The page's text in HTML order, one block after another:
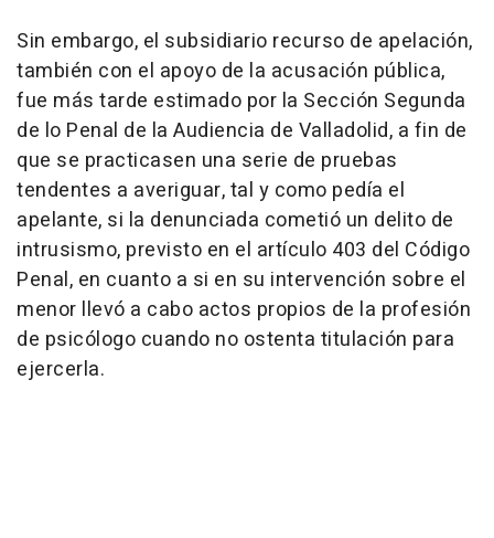
Sin embargo, el subsidiario recurso de apelación,
también con el apoyo de la acusación pública,
fue más tarde estimado por la Sección Segunda
de lo Penal de la Audiencia de Valladolid, a fin de
que se practicasen una serie de pruebas
tendentes a averiguar, tal y como pedía el
apelante, si la denunciada cometió un delito de
intrusismo, previsto en el artículo 403 del Código
Penal, en cuanto a si en su intervención sobre el
menor llevó a cabo actos propios de la profesión
de psicólogo cuando no ostenta titulación para
ejercerla.